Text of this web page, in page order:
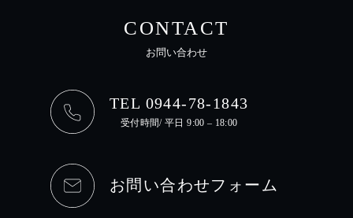
CONTACT
お問い合わせ
TEL 0944-78-1843
受付時間/ 平日 9:00 – 18:00
お問い合わせフォーム